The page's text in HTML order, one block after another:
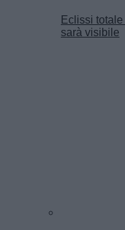
Eclissi
sarà visibile